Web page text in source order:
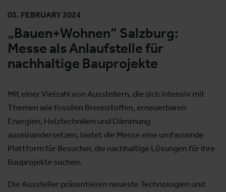
05. FEBRUARY 2024
„Bauen+Wohnen“ Salzburg:
Messe als Anlaufstelle für
nachhaltige Bauprojekte
Mit einer Vielzahl von Ausstellern, die sich intensiv mit
Themen wie fossilen Brennstoffen, erneuerbaren
Energien, Heiztechniken und Dämmung
auseinandersetzen, bietet die Messe eine umfassende
Plattform für Besucher, die nachhaltige Lösungen für ihre
Bauprojekte suchen.
Die Aussteller präsentieren neueste Technologien und